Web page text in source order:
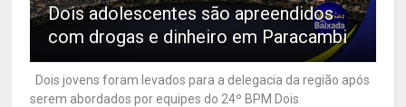
Dois adolescentes são apreendidos
com drogas e dinheiro em Paracambi
Dois jovens foram levados para a delegacia da região após
serem abordados por equipes do 24º BPM Dois